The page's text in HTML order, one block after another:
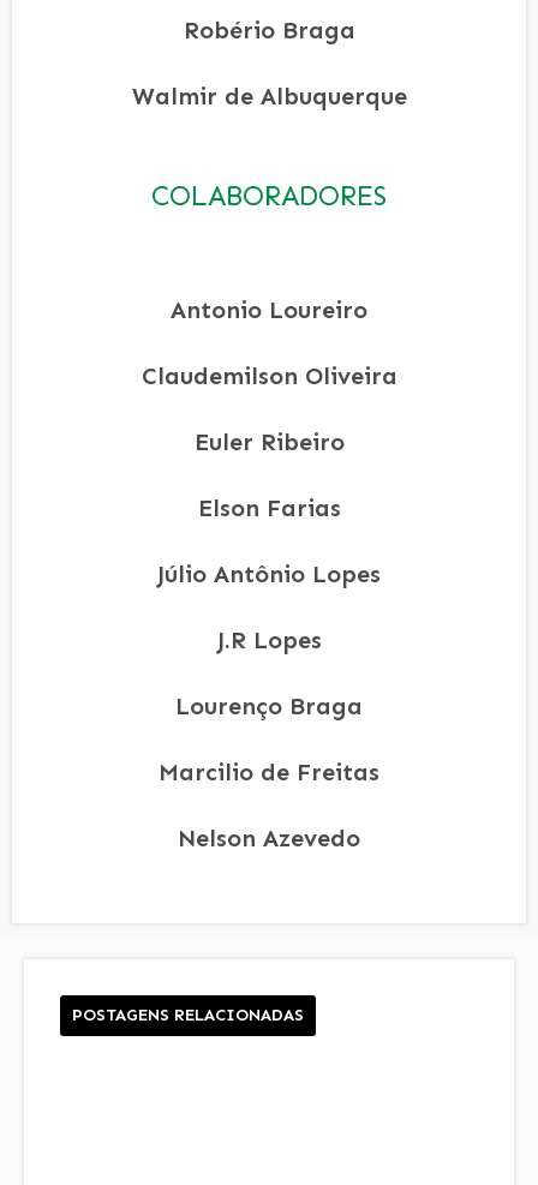
Robério Braga
Walmir de Albuquerque
COLABORADORES
Antonio Loureiro
Claudemilson Oliveira
Euler Ribeiro
Elson Farias
Júlio Antônio Lopes
J.R Lopes
Lourenço Braga
Marcilio de Freitas
Nelson Azevedo
POSTAGENS RELACIONADAS